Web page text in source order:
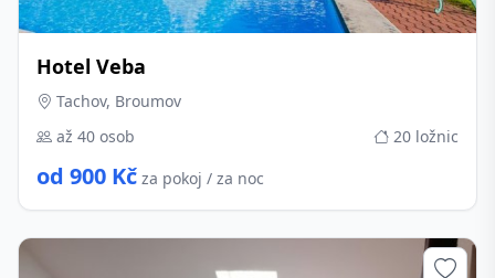
Hotel Veba
Tachov, Broumov
až 40 osob
20 ložnic
od 900 Kč za pokoj / za noc